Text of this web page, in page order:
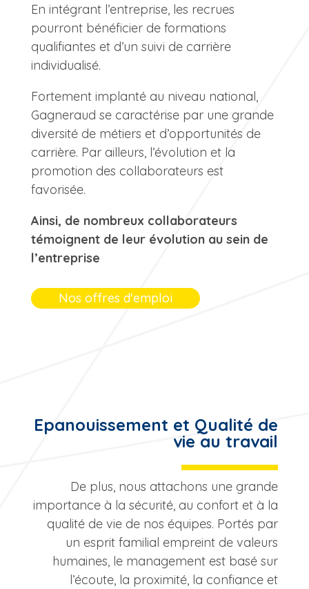
En intégrant l’entreprise, les recrues
pourront bénéficier de formations
qualifiantes et d’un suivi de carrière
individualisé.
Fortement implanté au niveau national,
Gagneraud se caractérise par une grande
diversité de métiers et d’opportunités de
carrière. Par ailleurs, l’évolution et la
promotion des collaborateurs est
favorisée.
Ainsi, de nombreux collaborateurs
témoignent de leur évolution au sein de
l’entreprise
Nos offres d'emploi
Epanouissement et Qualité de
vie au travail
De plus, nous attachons une grande
importance à la sécurité, au confort et à la
qualité de vie de nos équipes. Portés par
un esprit familial empreint de valeurs
humaines, le management est basé sur
l’écoute, la proximité, la confiance et